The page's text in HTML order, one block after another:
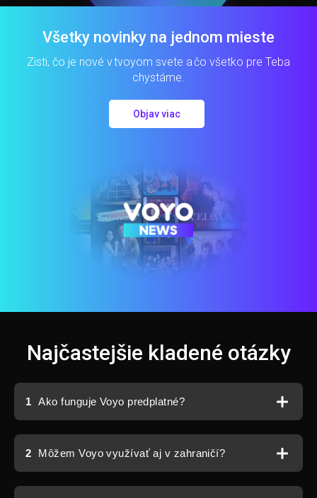
Všetky novinky na jednom mieste
Zisti, čo je nové v tvoyom svete a čo všetko pre Teba
chystáme.
Objav viac
Najčastejšie kladené otázky
1 Ako funguje Voyo predplatné?
2 Môžem Voyo využívať aj v zahraničí?